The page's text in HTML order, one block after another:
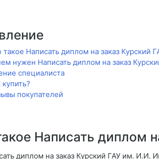
такое Написать диплом на заказ Курский
нужен Написать диплом на заказ
специалиста
купить?
покупателей
Написать диплом